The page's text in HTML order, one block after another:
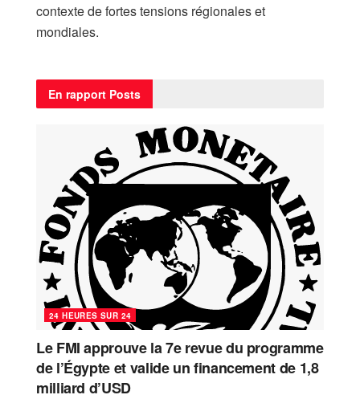
contexte de fortes tensions régionales et
mondiales.
En rapport Posts
24 HEURES SUR 24
Le FMI approuve la 7e revue du programme
de l’Égypte et valide un financement de 1,8
milliard d’USD